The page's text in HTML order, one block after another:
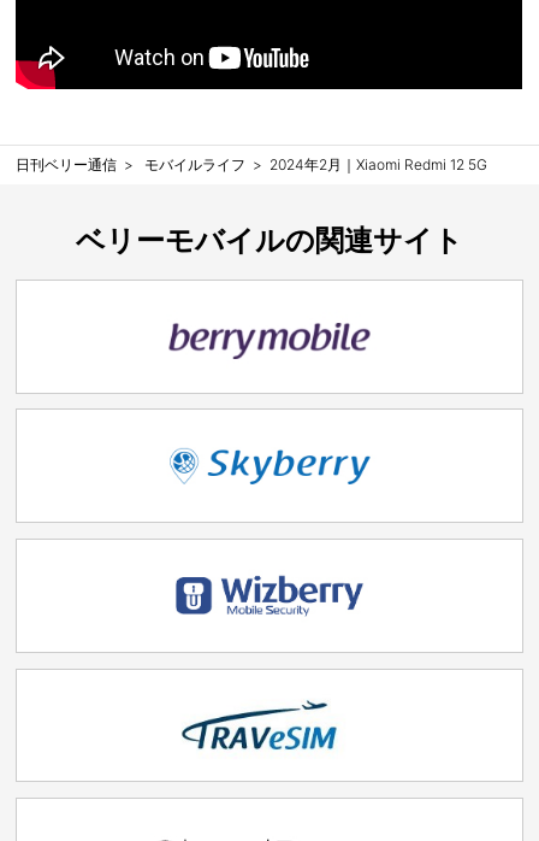
日刊ベリー通信 モバイルライフ 2024年2月｜Xiaomi Redmi 12 5G
ベリーモバイルの関連サイト